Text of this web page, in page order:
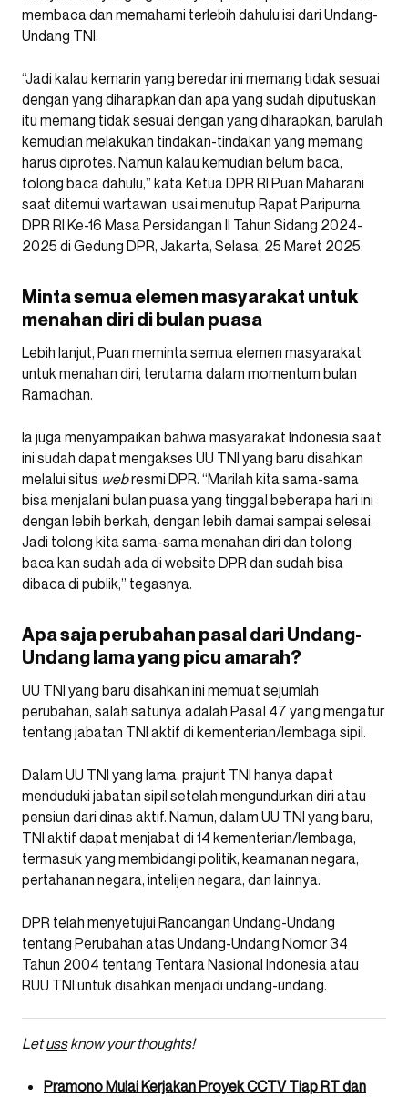
membaca dan memahami terlebih dahulu isi dari Undang-
Undang TNI.
“Jadi kalau kemarin yang beredar ini memang tidak sesuai
dengan yang diharapkan dan apa yang sudah diputuskan
itu memang tidak sesuai dengan yang diharapkan, barulah
kemudian melakukan tindakan-tindakan yang memang
harus diprotes. Namun kalau kemudian belum baca,
tolong baca dahulu,” kata Ketua DPR RI Puan Maharani
saat ditemui wartawan usai menutup Rapat Paripurna
DPR RI Ke-16 Masa Persidangan II Tahun Sidang 2024-
2025 di Gedung DPR, Jakarta, Selasa, 25 Maret 2025.
Minta semua elemen masyarakat untuk
menahan diri di bulan puasa
Lebih lanjut, Puan meminta semua elemen masyarakat
untuk menahan diri, terutama dalam momentum bulan
Ramadhan.
Ia juga menyampaikan bahwa masyarakat Indonesia saat
ini sudah dapat mengakses UU TNI yang baru disahkan
melalui situs webresmi DPR. “Marilah kita sama-sama
bisa menjalani bulan puasa yang tinggal beberapa hari ini
dengan lebih berkah, dengan lebih damai sampai selesai.
Jadi tolong kita sama-sama menahan diri dan tolong
baca kan sudah ada di website DPR dan sudah bisa
dibaca di publik,” tegasnya.
Apa saja perubahan pasal dari Undang-
Undang lama yang picu amarah?
UU TNI yang baru disahkan ini memuat sejumlah
perubahan, salah satunya adalah Pasal 47 yang mengatur
tentang jabatan TNI aktif di kementerian/lembaga sipil.
Dalam UU TNI yang lama, prajurit TNI hanya dapat
menduduki jabatan sipil setelah mengundurkan diri atau
pensiun dari dinas aktif. Namun, dalam UU TNI yang baru,
TNI aktif dapat menjabat di 14 kementerian/lembaga,
termasuk yang membidangi politik, keamanan negara,
pertahanan negara, intelijen negara, dan lainnya.
DPR telah menyetujui Rancangan Undang-Undang
tentang Perubahan atas Undang-Undang Nomor 34
Tahun 2004 tentang Tentara Nasional Indonesia atau
RUU TNI untuk disahkan menjadi undang-undang.
Letussknow your thoughts!
Pramono Mulai Kerjakan Proyek CCTV Tiap RT dan